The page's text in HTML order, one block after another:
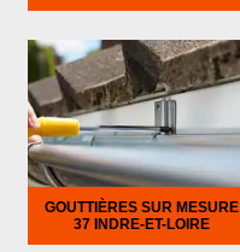
GOUTTIÈRES SUR MESURE
37 INDRE-ET-LOIRE